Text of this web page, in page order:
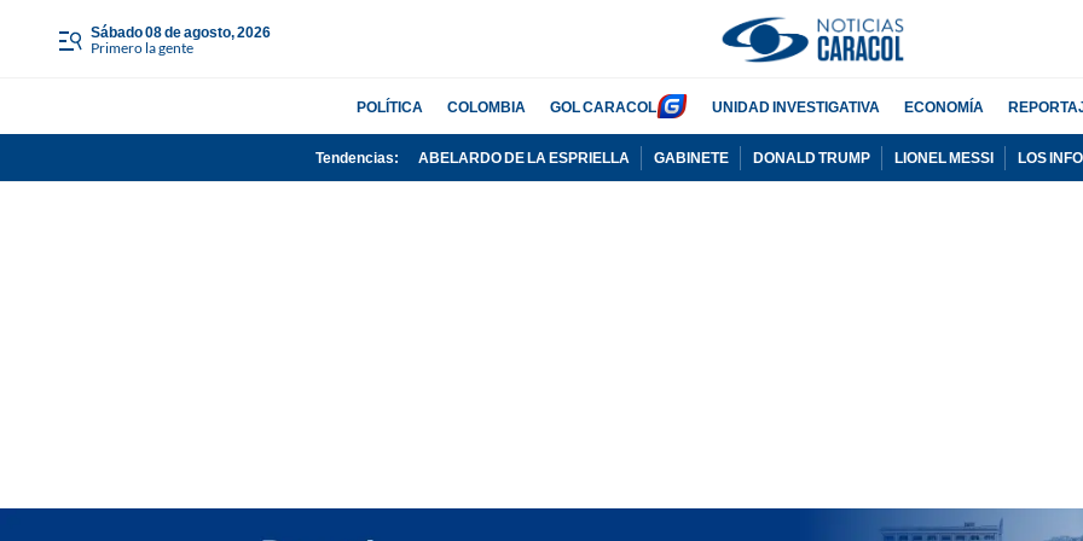
sábado 08 de agosto, 2026
Primero la gente
POLÍTICA COLOMBIA GOL CARACOL UNIDAD INVESTIGATIVA ECONOMÍA
Tendencias: ABELARDO DE LA ESPRIELLA GABINETE DONALD TRUMP LIONEL MESSI LOS